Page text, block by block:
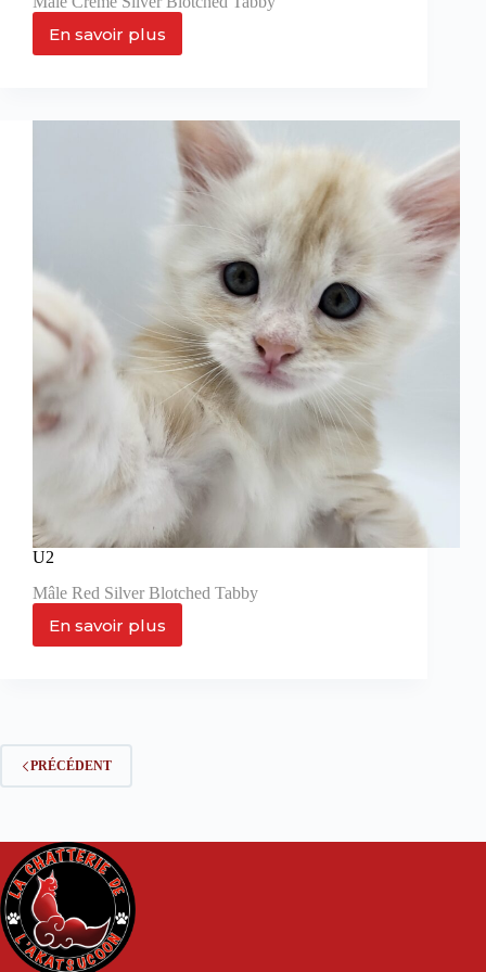
En savoir plus
Ulix
U2
Mâle Red Silver Blotched Tabby
En savoir plus
U2
PRÉCÉDENT